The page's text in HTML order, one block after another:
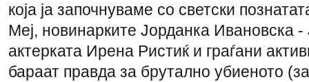
која ја започнуваме со светски
Меј, новинарките Јорданка Ивановска
актерката Ирена Ристиќ и граѓани
бараат правда за брутално убиеното